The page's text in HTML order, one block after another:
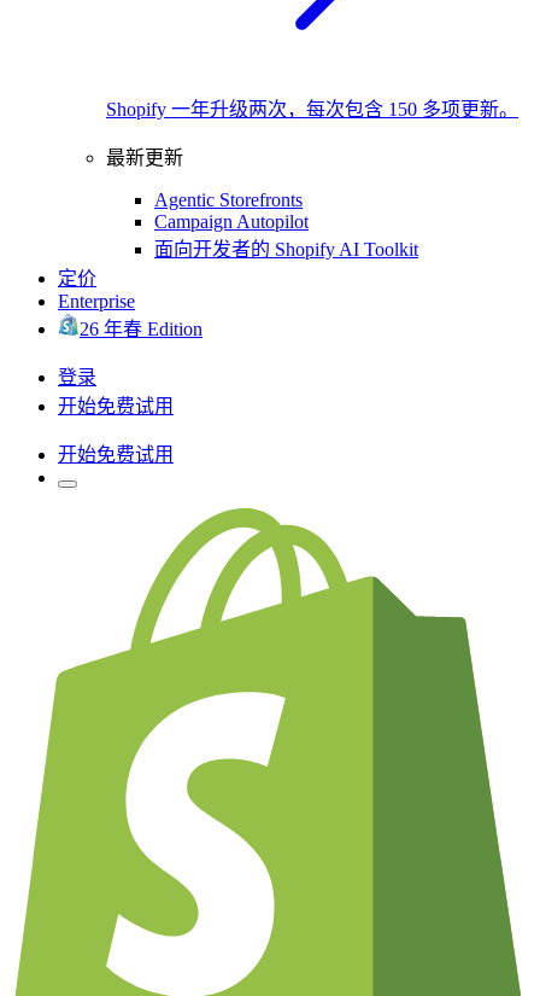
Shopify 一年升级两次，每次包含 150 多项更新。
最新更新
Agentic Storefronts
Campaign Autopilot
面向开发者的 Shopify AI Toolkit
定价
Enterprise
26 年春 Edition
登录
开始免费试用
开始免费试用